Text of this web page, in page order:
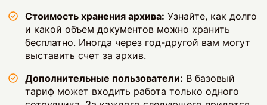
Стоимость хранения архива: Узнайте, как долго
и какой объем документов можно хранить
бесплатно. Иногда через год-другой вам могут
выставить счет за архив.
Дополнительные пользователи: В базовый
тариф может входить работа только одного